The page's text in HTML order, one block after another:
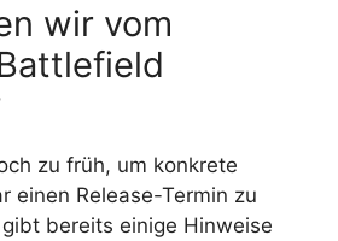
wir vom
zu früh, um konkrete
einen Release-Termin zu
bereits einige Hinweise